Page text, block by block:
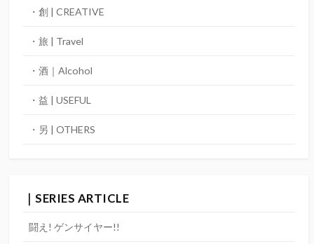
・創 | CREATIVE
・旅 | Travel
・酒｜Alcohol
・益 | USEFUL
・另 | OTHERS
｜SERIES ARTICLE
闘え! ゲンサイヤー!!